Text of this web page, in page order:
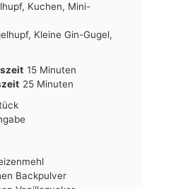
Kuchen, Mini-
Kleine Gin-Gugel,
15Minuten
Minuten
25Minuten
Minuten
Backpulver